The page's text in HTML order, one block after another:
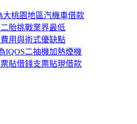
大桃園地區汽機車借款
胎挑戰業界最低
用與術式優缺點
IQOS二抽機加熱煙機
貼借錢支票貼現借款